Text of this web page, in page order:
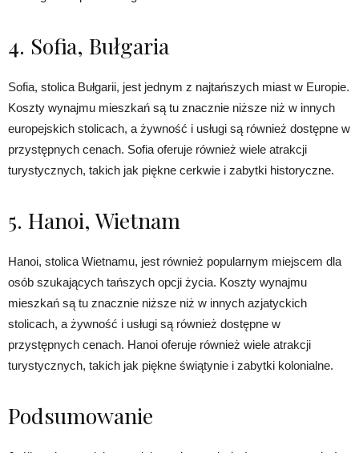
4. Sofia, Bułgaria
Sofia, stolica Bułgarii, jest jednym z najtańszych miast w Europie.
Koszty wynajmu mieszkań są tu znacznie niższe niż w innych
europejskich stolicach, a żywność i usługi są również dostępne w
przystępnych cenach. Sofia oferuje również wiele atrakcji
turystycznych, takich jak piękne cerkwie i zabytki historyczne.
5. Hanoi, Wietnam
Hanoi, stolica Wietnamu, jest również popularnym miejscem dla
osób szukających tańszych opcji życia. Koszty wynajmu
mieszkań są tu znacznie niższe niż w innych azjatyckich
stolicach, a żywność i usługi są również dostępne w
przystępnych cenach. Hanoi oferuje również wiele atrakcji
turystycznych, takich jak piękne świątynie i zabytki kolonialne.
Podsumowanie